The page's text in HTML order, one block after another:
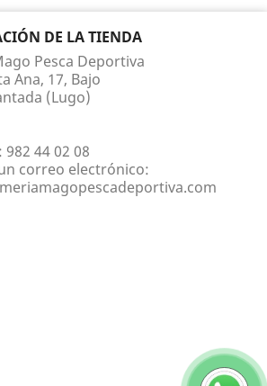
DE LA TIENDA
Pesca Deportiva
Ana, 17, Bajo
(Lugo)
982 44 02 08
correo electrónico: